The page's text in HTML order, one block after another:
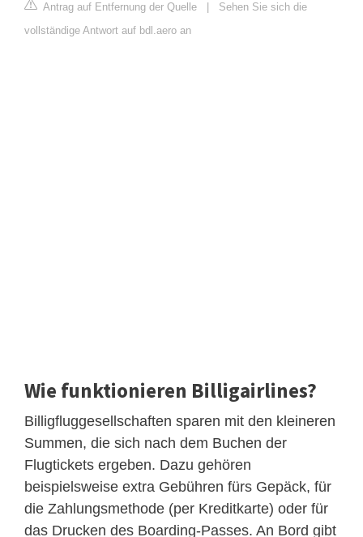
Antrag auf Entfernung der Quelle
Sehen Sie sich die
vollständige Antwort auf bdl.aero an
Wie funktionieren Billigairlines?
Billigfluggesellschaften sparen mit den kleineren
Summen, die sich nach dem Buchen der
Flugtickets ergeben. Dazu gehören
beispielsweise extra Gebühren fürs Gepäck, für
die Zahlungsmethode (per Kreditkarte) oder für
das Drucken des Boarding-Passes. An Bord gibt